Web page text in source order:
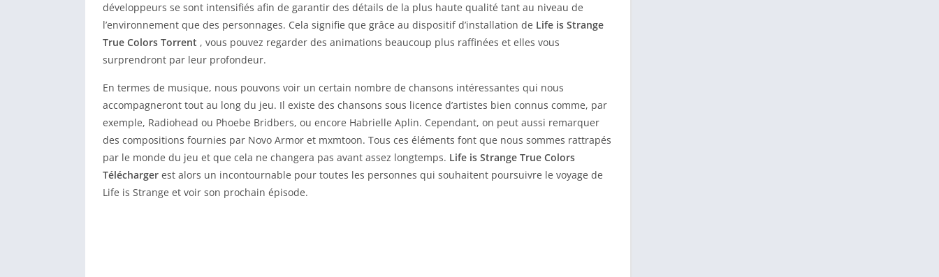
développeurs se sont intensifiés afin de garantir des détails de la plus haute qualité tant au niveau de
l’environnement que des personnages. Cela signifie que grâce au dispositif d’installation de Life is Strange
True Colors Torrent , vous pouvez regarder des animations beaucoup plus raffinées et elles vous
surprendront par leur profondeur.
En termes de musique, nous pouvons voir un certain nombre de chansons intéressantes qui nous
accompagneront tout au long du jeu. Il existe des chansons sous licence d’artistes bien connus comme, par
exemple, Radiohead ou Phoebe Bridbers, ou encore Habrielle Aplin. Cependant, on peut aussi remarquer
des compositions fournies par Novo Armor et mxmtoon. Tous ces éléments font que nous sommes rattrapés
par le monde du jeu et que cela ne changera pas avant assez longtemps. Life is Strange True Colors
Télécharger est alors un incontournable pour toutes les personnes qui souhaitent poursuivre le voyage de
Life is Strange et voir son prochain épisode.